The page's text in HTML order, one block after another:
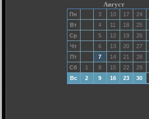
Август
Пн 3 10 17 24
Вт
4 11 18
25
Ср
5 12 19
26
Чт
6 13 20
27
Пт
7 14 21
28
Сб
1 8 15 22
29
Вс
2 9 16 23 30